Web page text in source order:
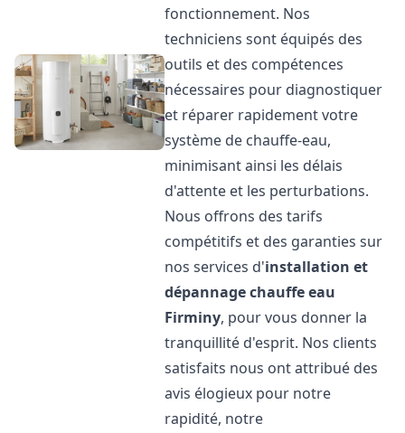
fonctionnement. Nos
techniciens sont équipés des
outils et des compétences
nécessaires pour diagnostiquer
et réparer rapidement votre
système de chauffe-eau,
minimisant ainsi les délais
d'attente et les perturbations.
Nous offrons des tarifs
compétitifs et des garanties sur
nos services d'installation et
dépannage chauffe eau
Firminy, pour vous donner la
tranquillité d'esprit. Nos clients
satisfaits nous ont attribué des
avis élogieux pour notre
rapidité, notre